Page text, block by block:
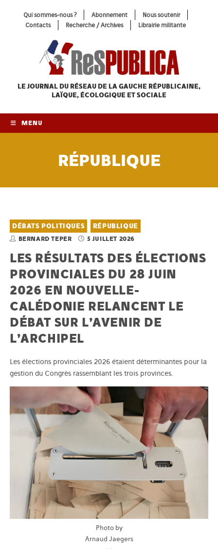
Qui sommes-nous ? Abonnement
Nous soutenir
Contacts
Recherche / Archives Librairie militante
LE JOURNAL DU RÉSEAU DE LA GAUCHE RÉPUBLICAINE,
LAÏQUE, ÉCOLOGIQUE ET SOCIALE
MENU
RÉPUBLIQUE
DÉBATS POLITIQUES RÉPUBLIQUE
BERNARD TEPER 5 JUILLET 2026
LES RÉSULTATS DES ÉLECTIONS
PROVINCIALES DU 28 JUIN
2026 EN NOUVELLE-
CALÉDONIE RELANCENT LE
DÉBAT SUR L’AVENIR DE
L’ARCHIPEL
Les élections provinciales 2026 étaient déterminantes pour la
gestion du Congrès rassemblant les trois provinces.
Photo by
Arnaud Jaegers